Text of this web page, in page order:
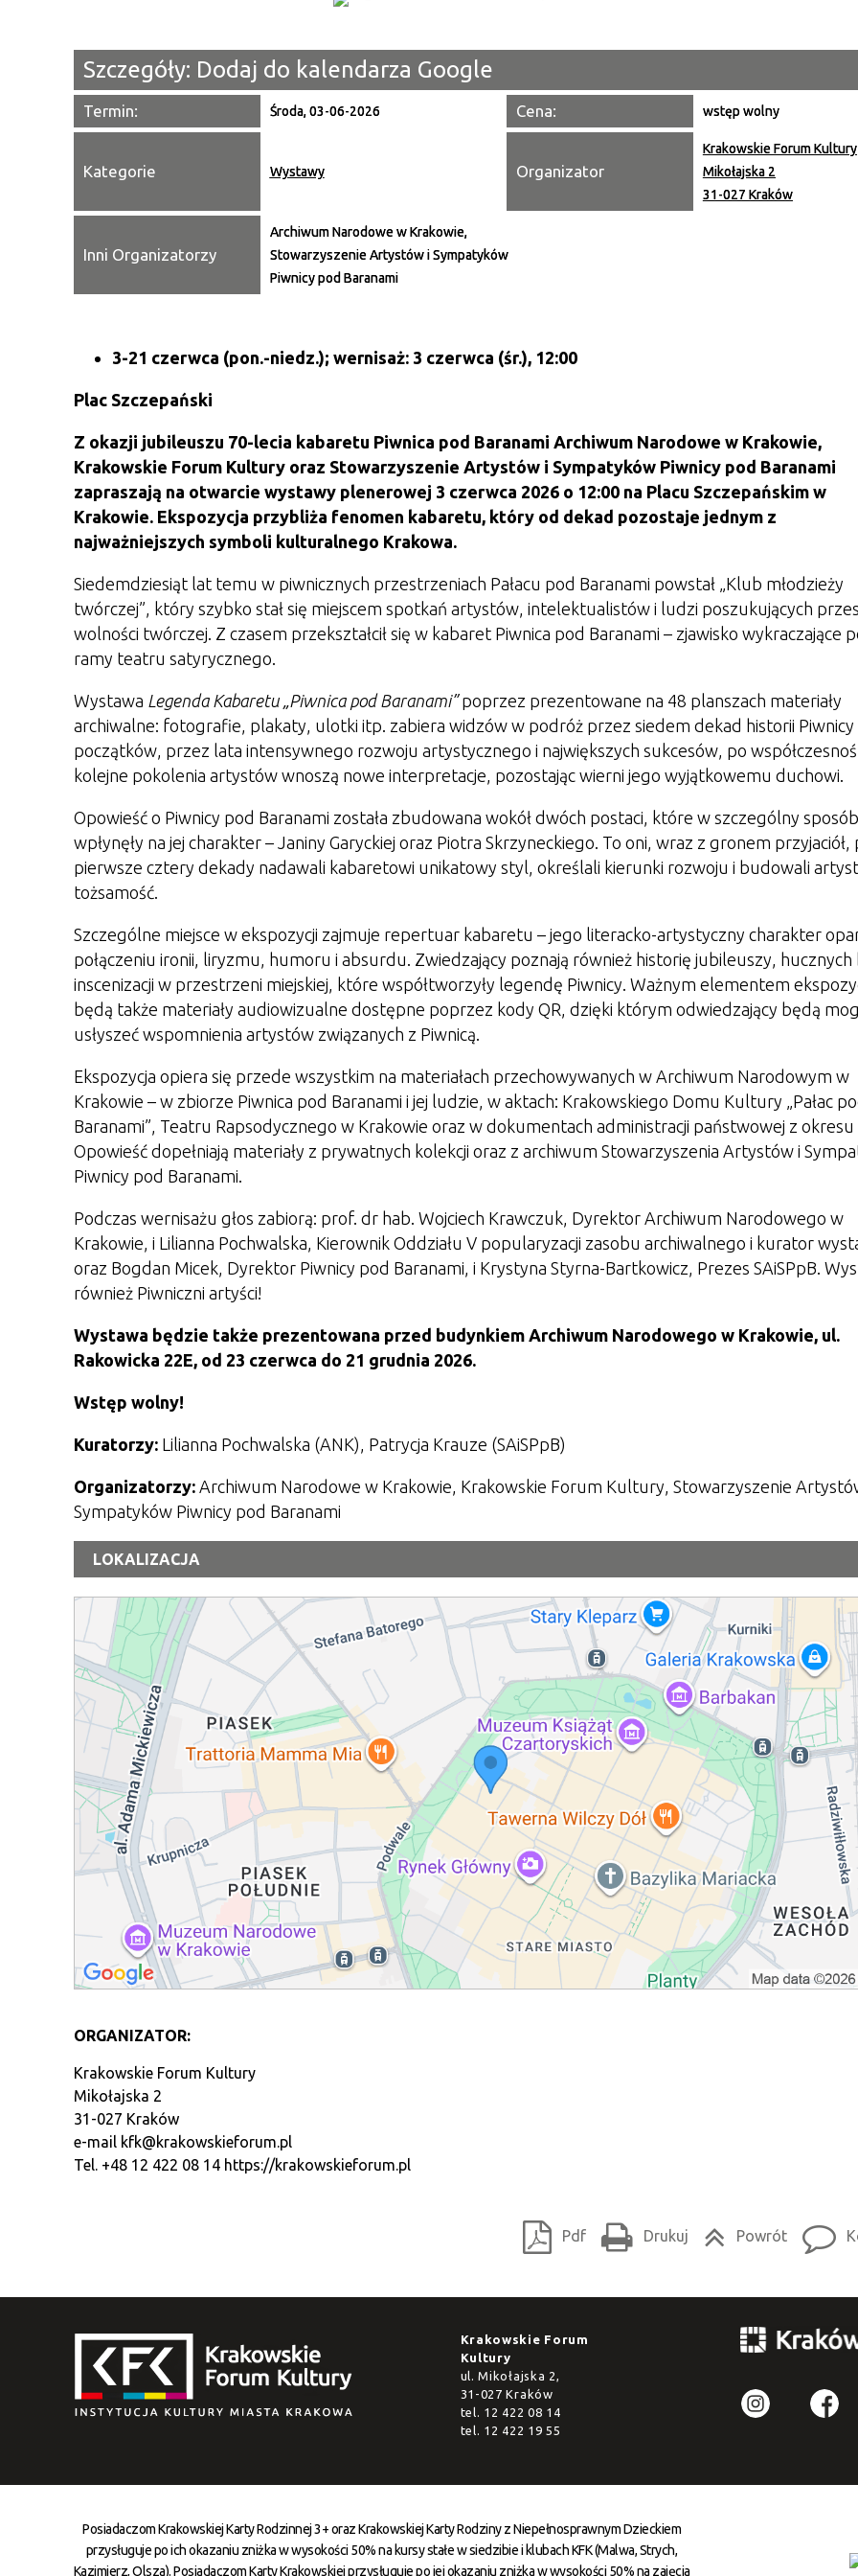
Miejsce
Szczegóły: Dodaj do kalendarza Google
Termin: Środa, 03-06-2026 Cena: wstęp wolny
Kategorie Wystawy Organizator
Krakowskie Forum Kultury
Mikołajska 2
31-027 Kraków
Inni Organizatorzy
Archiwum Narodowe w Krakowie,
Stowarzyszenie Artystów i Sympatyków
Piwnicy pod Baranami
3-21 czerwca (pon.-niedz.); wernisaż: 3 czerwca (śr.), 12:00
Plac Szczepański
Z okazji jubileuszu 70-lecia kabaretu Piwnica pod Baranami Archiwum Narodowe w Krakowie,
Krakowskie Forum Kultury oraz Stowarzyszenie Artystów i Sympatyków Piwnicy pod Baranami
zapraszają na otwarcie wystawy plenerowej 3 czerwca 2026 o 12:00 na Placu Szczepańskim w
Krakowie. Ekspozycja przybliża fenomen kabaretu, który od dekad pozostaje jednym z
najważniejszych symboli kulturalnego Krakowa.
Siedemdziesiąt lat temu w piwnicznych przestrzeniach Pałacu pod Baranami powstał „Klub młodzieży
twórczej”, który szybko stał się miejscem spotkań artystów, intelektualistów i ludzi poszukujących
wolności twórczej. Z czasem przekształcił się w kabaret Piwnica pod Baranami – zjawisko wykraczające
ramy teatru satyrycznego.
Wystawa Legenda Kabaretu „Piwnica pod Baranami”poprzez prezentowane na 48 planszach materiały
archiwalne: fotografie, plakaty, ulotki itp. zabiera widzów w podróż przez siedem dekad historii Piwnicy
początków, przez lata intensywnego rozwoju artystycznego i największych sukcesów, po
kolejne pokolenia artystów wnoszą nowe interpretacje, pozostając wierni jego wyjątkowemu duchowi.
Opowieść o Piwnicy pod Baranami została zbudowana wokół dwóch postaci, które w szczególny sposób
wpłynęły na jej charakter – Janiny Garyckiej oraz Piotra Skrzyneckiego. To oni, wraz z gronem przyjaciół,
pierwsze cztery dekady nadawali kabaretowi unikatowy styl, określali kierunki rozwoju i budowali
tożsamość.
Szczególne miejsce w ekspozycji zajmuje repertuar kabaretu – jego literacko-artystyczny charakter
połączeniu ironii, liryzmu, humoru i absurdu. Zwiedzający poznają również historię jubileuszy, hucznych
inscenizacji w przestrzeni miejskiej, które współtworzyły legendę Piwnicy. Ważnym elementem
będą także materiały audiowizualne dostępne poprzez kody QR, dzięki którym odwiedzający będą
usłyszeć wspomnienia artystów związanych z Piwnicą.
Ekspozycja opiera się przede wszystkim na materiałach przechowywanych w Archiwum Narodowym w
Krakowie – w zbiorze Piwnica pod Baranami i jej ludzie, w aktach: Krakowskiego Domu Kultury „Pałac
Baranami”, Teatru Rapsodycznego w Krakowie oraz w dokumentach administracji państwowej z okresu
Opowieść dopełniają materiały z prywatnych kolekcji oraz z archiwum Stowarzyszenia Artystów i
Piwnicy pod Baranami.
Podczas wernisażu głos zabiorą: prof. dr hab. Wojciech Krawczuk, Dyrektor Archiwum Narodowego w
Krakowie, i Lilianna Pochwalska, Kierownik Oddziału V popularyzacji zasobu archiwalnego i kurator
oraz Bogdan Micek, Dyrektor Piwnicy pod Baranami, i Krystyna Styrna-Bartkowicz, Prezes SAiSPpB.
również Piwniczni artyści!
Wystawa będzie także prezentowana przed budynkiem Archiwum Narodowego w Krakowie, ul.
Rakowicka 22E, od 23 czerwca do 21 grudnia 2026.
Wstęp wolny!
Kuratorzy: Lilianna Pochwalska (ANK), Patrycja Krauze (SAiSPpB)
Organizatorzy: Archiwum Narodowe w Krakowie, Krakowskie Forum Kultury, Stowarzyszenie
Sympatyków Piwnicy pod Baranami
LOKALIZACJA
ORGANIZATOR:
Krakowskie Forum Kultury
Mikołajska 2
31-027 Kraków
e-mail kfk@krakowskieforum.pl
Tel. +48 12 422 08 14 https://krakowskieforum.pl
Pdf Drukuj Powrót
Krakowskie Forum
Kultury
ul. Mikołajska 2,
31-027 Kraków
tel. 12 422 08 14
tel. 12 422 19 55
Posiadaczom Krakowskiej Karty Rodzinnej 3+ oraz Krakowskiej Karty Rodziny z Niepełnosprawnym Dzieckiem
przysługuje po ich okazaniu zniżka w wysokości 50% na kursy stałe w siedzibie i klubach KFK (Malwa, Strych,
Kazimierz, Olsza). Posiadaczom Karty Krakowskiej przysługuje po jej okazaniu zniżka w wysokości 50% na zajęcia